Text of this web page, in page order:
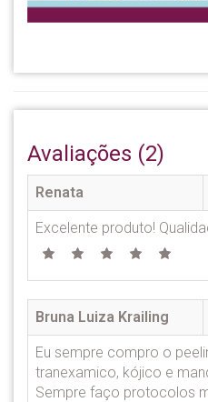
Avaliações (2)
Renata
Excelente produto!
Bruna Luiza Krailing
Eu sempre compro o
tranexamico, kójico e
Sempre faço protocolos